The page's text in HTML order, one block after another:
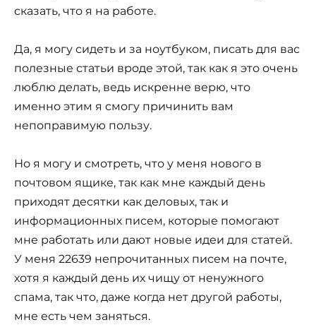
сказать, что я на работе.
Да, я могу сидеть и за ноутбуком, писать для вас
полезные статьи вроде этой, так как я это очень
люблю делать, ведь искренне верю, что
именно этим я смогу причинить вам
непоправимую пользу.
Но я могу и смотреть, что у меня нового в
почтовом ящике, так как мне каждый день
приходят десятки как деловых, так и
информационных писем, которые помогают
мне работать или дают новые идеи для статей.
У меня 22639 непрочитанных писем на почте,
хотя я каждый день их чищу от ненужного
спама, так что, даже когда нет другой работы,
мне есть чем заняться.